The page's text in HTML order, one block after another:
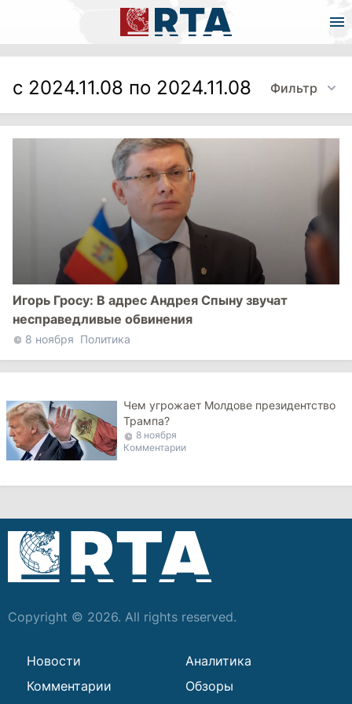
с 2024.11.08 по 2024.11.08 Фильтр
Игорь Гросу: В адрес Андрея Спыну звучат
несправедливые обвинения
8 ноября Политика
Чем угрожает Молдове президентство
Трампа?
8 ноября
Комментарии
Copyright © 2026. All rights reserved.
Новости
Аналитика
Комментарии
Обзоры